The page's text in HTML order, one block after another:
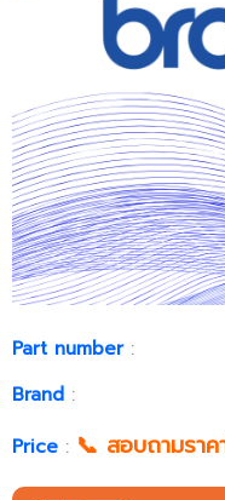
Part number:
Brand :
Price : 📞 สอบถามรา